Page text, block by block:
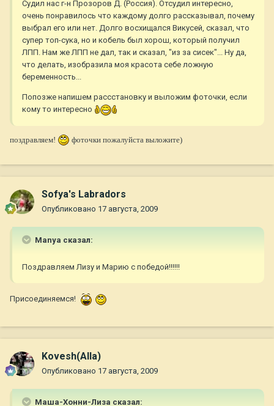
Судил нас г-н Прозоров Д. (Россия). Отсудил интересно,
очень понравилось что каждому долго рассказывал, почему
выбрал его или нет. Долго восхищался Викусей, сказал, что
супер топ-сука, но и кобель был хорош, который получил
ЛПП. Нам же ЛПП не дал, так и сказал, "из за сисек"... Ну да,
что делать, изобразила моя красота себе ложную
беременность...
Попозже напишем рассстановку и выложим фоточки, если
кому то интересно
поздравляем! фоточки пожалуйста выложите)
Sofya's Labradors
Опубликовано 17 августа, 2009
Manya сказал:
Поздравляем Лизу и Марию с победой!!!!!!
Присоединяемся!
Kovesh(Alla)
Опубликовано 17 августа, 2009
Маша-Хонни-Лиза сказал: